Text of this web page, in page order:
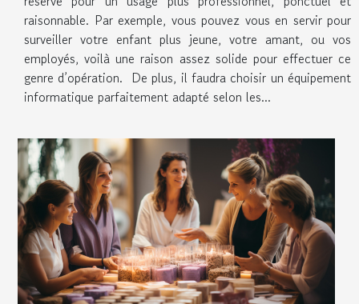
raisonnable. Par exemple, vous pouvez vous en servir pour
surveiller votre enfant plus jeune, votre amant, ou vos
employés, voilà une raison assez solide pour effectuer ce
genre d’opération. De plus, il faudra choisir un équipement
informatique parfaitement adapté selon les...